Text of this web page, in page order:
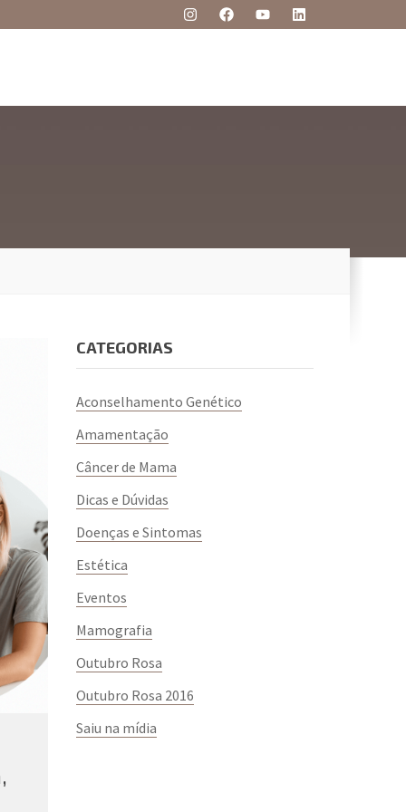
CATEGORIAS
Aconselhamento Genético
Amamentação
Câncer de Mama
Dicas e Dúvidas
Doenças e Sintomas
Estética
Eventos
Mamografia
Outubro Rosa
Outubro Rosa 2016
Saiu na mídia